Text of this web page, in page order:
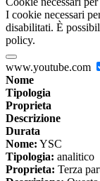
I cookie necessari
disabilitati. È
policy.
www.youtube.com
Nome
Tipologia
Proprieta
Descrizione
Durata
Nome: YSC
Tipologia: analitico
Proprieta: Terza